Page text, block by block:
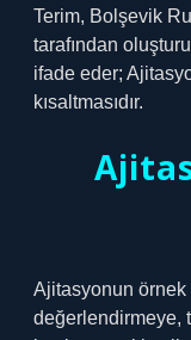
Terim, Bolşevik
tarafından
ifade eder;
kısaltmasıdır.
Ajitasyonun örnek
değerlendirmeye,